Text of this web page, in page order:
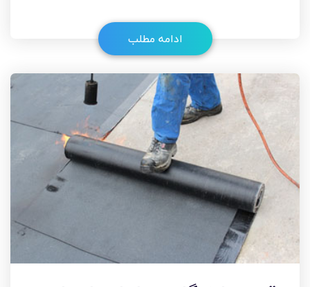
ادامه مطلب